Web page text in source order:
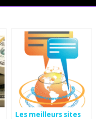
Les meilleurs sites